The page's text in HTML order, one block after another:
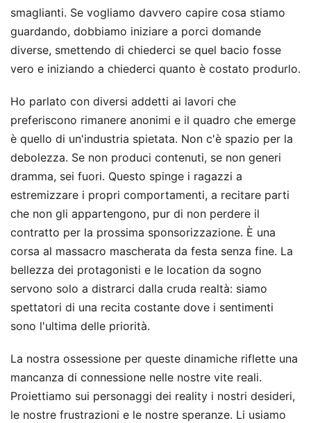
smaglianti. Se vogliamo davvero capire cosa stiamo
guardando, dobbiamo iniziare a porci domande
diverse, smettendo di chiederci se quel bacio fosse
vero e iniziando a chiederci quanto è costato produrlo.
Ho parlato con diversi addetti ai lavori che
preferiscono rimanere anonimi e il quadro che emerge
è quello di un'industria spietata. Non c'è spazio per la
debolezza. Se non produci contenuti, se non generi
dramma, sei fuori. Questo spinge i ragazzi a
estremizzare i propri comportamenti, a recitare parti
che non gli appartengono, pur di non perdere il
contratto per la prossima sponsorizzazione. È una
corsa al massacro mascherata da festa senza fine. La
bellezza dei protagonisti e le location da sogno
servono solo a distrarci dalla cruda realtà: siamo
spettatori di una recita costante dove i sentimenti
sono l'ultima delle priorità.
La nostra ossessione per queste dinamiche riflette una
mancanza di connessione nelle nostre vite reali.
Proiettiamo sui personaggi dei reality i nostri desideri,
le nostre frustrazioni e le nostre speranze. Li usiamo